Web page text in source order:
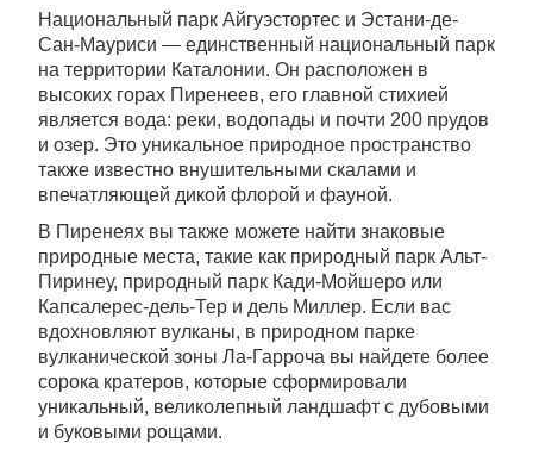
Национальный парк Айгуэстортес и Эстани-де-
Сан-Мауриси — единственный национальный парк
на территории Каталонии. Он расположен в
высоких горах Пиренеев, его главной стихией
является вода: реки, водопады и почти 200 прудов
и озер. Это уникальное природное пространство
также известно внушительными скалами и
впечатляющей дикой флорой и фауной.
В Пиренеях вы также можете найти знаковые
природные места, такие как природный парк Альт-
Пиринеу, природный парк Кади-Мойшеро или
Капсалерес-дель-Тер и дель Миллер. Если вас
вдохновляют вулканы, в природном парке
вулканической зоны Ла-Гарроча вы найдете более
сорока кратеров, которые сформировали
уникальный, великолепный ландшафт с дубовыми
и буковыми рощами.